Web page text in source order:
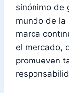
sinónimo de
mundo de la
marca
el mercado,
promueven